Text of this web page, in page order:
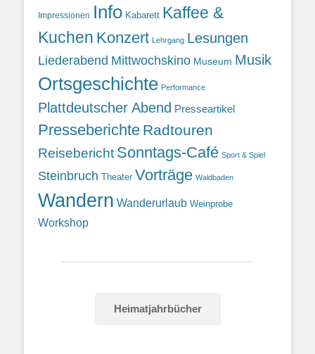
Impressionen Info Kabarett Kaffee &
Kuchen Konzert Lehrgang Lesungen
Liederabend Mittwochskino Museum Musik
Ortsgeschichte Performance
Plattdeutscher Abend Presseartikel
Presseberichte Radtouren
Reisebericht Sonntags-Café Sport & Spiel
Steinbruch Theater Vorträge Waldbaden
Wandern Wanderurlaub Weinprobe
Workshop
Heimatjahrbücher